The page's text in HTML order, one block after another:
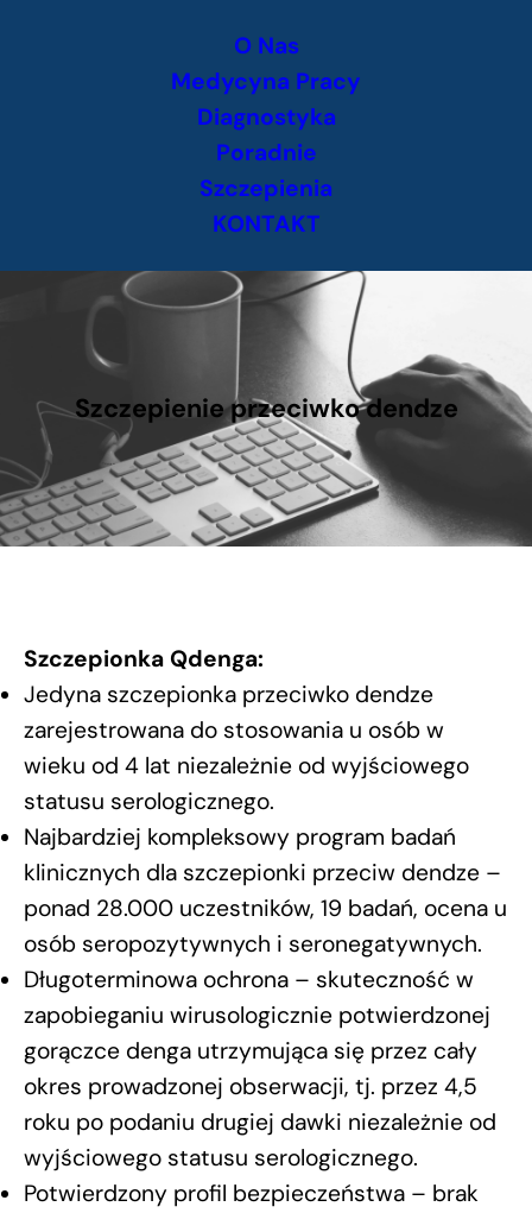
O Nas
Medycyna Pracy
Diagnostyka
Poradnie
Szczepienia
KONTAKT
Szczepienie przeciwko dendze
Szczepionka Qdenga:
Jedyna szczepionka przeciwko dendze
zarejestrowana do stosowania u osób w
wieku od 4 lat niezależnie od wyjściowego
statusu serologicznego.
Najbardziej kompleksowy program badań
klinicznych dla szczepionki przeciw dendze –
ponad 28.000 uczestników, 19 badań, ocena u
osób seropozytywnych i seronegatywnych.
Długoterminowa ochrona – skuteczność w
zapobieganiu wirusologicznie potwierdzonej
gorączce denga utrzymująca się przez cały
okres prowadzonej obserwacji, tj. przez 4,5
roku po podaniu drugiej dawki niezależnie od
wyjściowego statusu serologicznego.
Potwierdzony profil bezpieczeństwa – brak